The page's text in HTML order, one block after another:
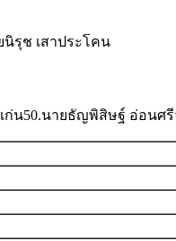
รุช เสาประโคน
น50.นายธัญพิสิษฐ์ อ่อนศ